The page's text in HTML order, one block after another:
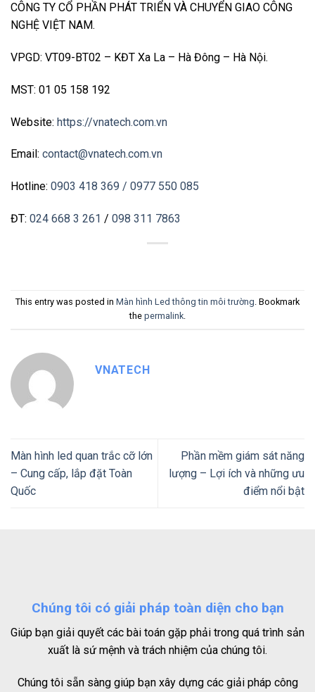
CÔNG TY CỔ PHẦN PHÁT TRIỂN VÀ CHUYỂN GIAO CÔNG
NGHỆ VIỆT NAM.
VPGD: VT09-BT02 – KĐT Xa La – Hà Đông – Hà Nội.
MST: 01 05 158 192
Website: https://vnatech.com.vn
Email: contact@vnatech.com.vn
Hotline: 0903 418 369 / 0977 550 085
ĐT: 024 668 3 261 / 098 311 7863
This entry was posted in Màn hình Led thông tin môi trường. Bookmark
the permalink.
VNATECH
Màn hình led quan trắc cỡ lớn
– Cung cấp, lắp đặt Toàn
Quốc
Phần mềm giám sát năng
lượng – Lợi ích và những ưu
điểm nổi bật
Chúng tôi có giải pháp toàn diện cho bạn
Giúp bạn giải quyết các bài toán gặp phải trong quá trình sản
xuất là sứ mệnh và trách nhiệm của chúng tôi.
Chúng tôi sẵn sàng giúp bạn xây dựng các giải pháp công